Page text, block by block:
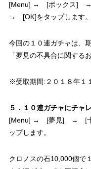
[Menu] → [ボックス] →
→ [OK]をタップします。
今回の１０連ガチャは、
「夢見の不具合に関する
※受取期間:２０１８年１
５．１０連ガチャにチャ
[Menu] → [夢見] → [
ップします。
クロノスの石10,000個で